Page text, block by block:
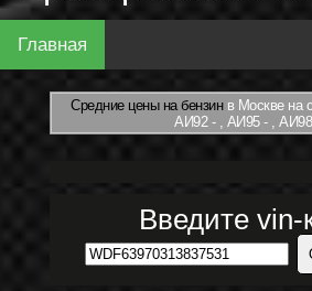
Главная
Средние цены на бензинв Москве на
АИ92 - , АИ95 - ,
Введите vin-